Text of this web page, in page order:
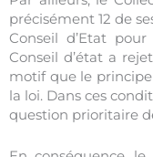
précisément 12 de
Conseil d’Etat
Conseil d’état a
motif que le
la loi. Dans ces
question prioritaire